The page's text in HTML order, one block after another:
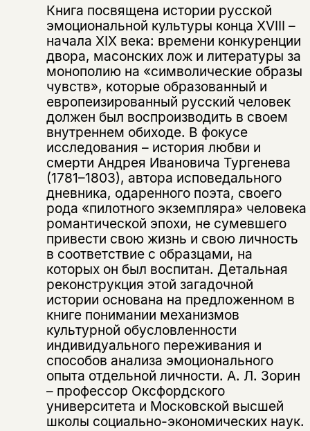
Книга посвящена истории русской
эмоциональной культуры конца XVIII –
начала XIX века: времени конкуренции
двора, масонских лож и литературы за
монополию на «символические образы
чувств», которые образованный и
европеизированный русский человек
должен был воспроизводить в своем
внутреннем обиходе. В фокусе
исследования – история любви и
смерти Андрея Ивановича Тургенева
(1781–1803), автора исповедального
дневника, одаренного поэта, своего
рода «пилотного экземпляра» человека
романтической эпохи, не сумевшего
привести свою жизнь и свою личность
в соответствие с образцами, на
которых он был воспитан. Детальная
реконструкция этой загадочной
истории основана на предложенном в
книге понимании механизмов
культурной обусловленности
индивидуального переживания и
способов анализа эмоционального
опыта отдельной личности. А. Л. Зорин
– профессор Оксфордского
университета и Московской высшей
школы социально-экономических наук.